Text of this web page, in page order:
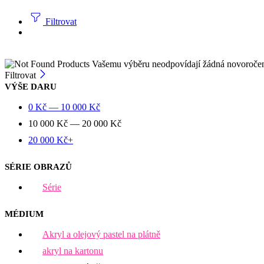
Filtrovat
Vašemu výběru neodpovídají žádná
Filtrovat
VÝŠE DARU
0 Kč — 10 000 Kč
10 000 Kč — 20 000 Kč
20 000 Kč+
SÉRIE OBRAZŮ
Série
MÉDIUM
Akryl a olejový pastel na plátně
akryl na kartonu